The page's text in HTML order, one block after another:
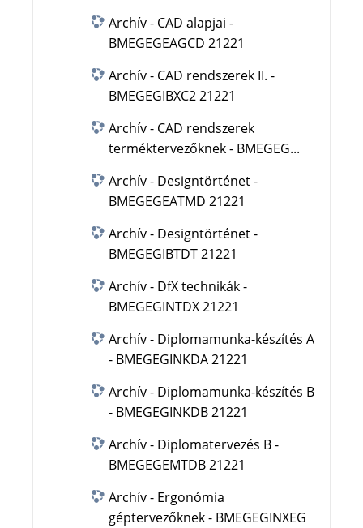
Archív - CAD alapjai -
BMEGEGEAGCD 21221
Archív - CAD rendszerek II. -
BMEGEGIBXC2 21221
Archív - CAD rendszerek
terméktervezőknek - BMEGEG...
Archív - Designtörténet -
BMEGEGEATMD 21221
Archív - Designtörténet -
BMEGEGIBTDT 21221
Archív - DfX technikák -
BMEGEGINTDX 21221
Archív - Diplomamunka-készítés A
- BMEGEGINKDA 21221
Archív - Diplomamunka-készítés B
- BMEGEGINKDB 21221
Archív - Diplomatervezés B -
BMEGEGEMTDB 21221
Archív - Ergonómia
géptervezőknek - BMEGEGINXEG